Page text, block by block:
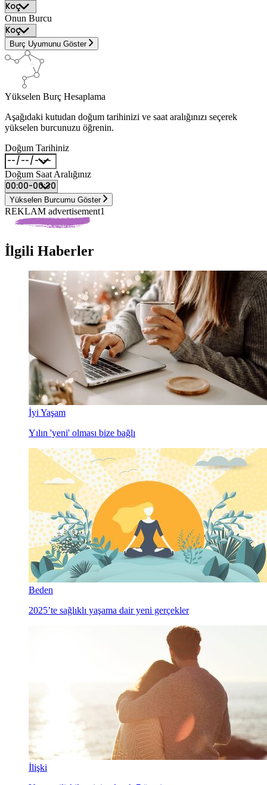
Onun Burcu
Burç Uyumunu Göster
Yükselen Burç Hesaplama
Aşağıdaki kutudan doğum tarihinizi ve saat aralığınızı seçerek
yükselen burcunuzu öğrenin.
Doğum Tarihiniz
Doğum Saat Aralığınız
Yükselen Burcumu Göster
REKLAM advertisement1
İlgili Haberler
İyi Yaşam
Yılın 'yeni' olması bize bağlı
Beden
2025’te sağlıklı yaşama dair yeni gerçekler
İlişki